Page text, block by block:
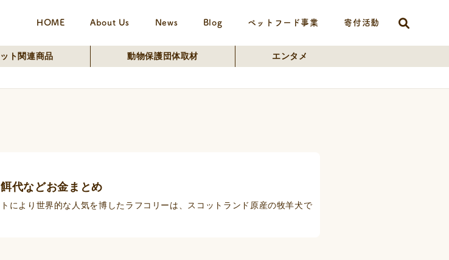
HOME About Us News Blog ペットフード事業 寄付活動
ト関連商品 動物保護団体取材 エンタメ
代などお金まとめ
により世界的な人気を博したラフコリーは、スコットランド原産の牧羊犬で